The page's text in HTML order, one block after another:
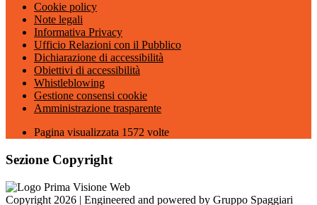
Cookie policy
Note legali
Informativa Privacy
Ufficio Relazioni con il Pubblico
Dichiarazione di accessibilità
Obiettivi di accessibilità
Whistleblowing
Gestione consensi cookie
Amministrazione trasparente
Pagina visualizzata 1572 volte
Sezione Copyright
Copyright 2026 | Engineered and powered by Gruppo Spaggiari